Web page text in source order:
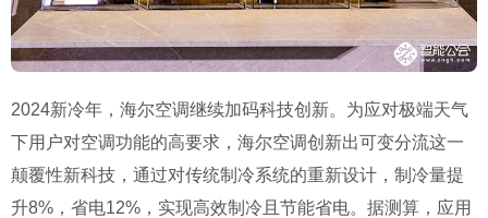
2024新冷年，海尔空调继续加码科技创新。为应对极端天气
下用户对空调功能的高要求，海尔空调创新出可变分流这一
颠覆性新科技，通过对传统制冷系统的重新设计，制冷量提
升8%，省电12%，实现高效制冷且节能省电。据测算，应用